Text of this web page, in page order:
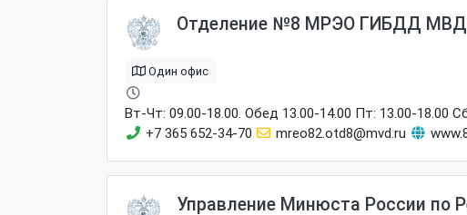
Отделение №8 МРЭО ГИБДД МВД
Один офис
Вт-Чт: 09.00-18.00. Обед 13.00-14.00 Пт: 13.00-18.00
+7 365 652-34-70
mreo82.otd8@mvd.ru
Управление Минюста России по